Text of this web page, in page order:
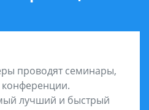
проводят семинары,
лучший и быстрый